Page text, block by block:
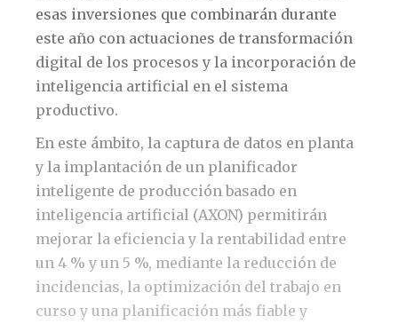
esas inversiones que combinarán durante
este año con actuaciones de transformación
digital de los procesos y la incorporación de
inteligencia artificial en el sistema
productivo.
En este ámbito, la captura de datos en planta
y la implantación de un planificador
inteligente de producción basado en
inteligencia artificial (AXON) permitirán
mejorar la eficiencia y la rentabilidad entre
un 4 % y un 5 %, mediante la reducción de
incidencias, la optimización del trabajo en
curso y una planificación más fiable y